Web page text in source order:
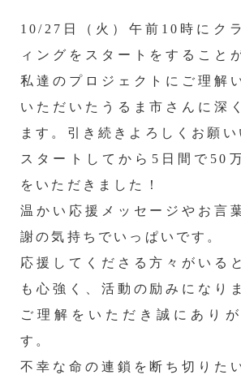
10/27日（火）午前10時にク
ィングをスタートをすること
私達のプロジェクトにご理解
いただいたうるま市さんに深
ます。引き続きよろしくお願い
スタートしてから5日間で50
をいただきました！
温かい応援メッセージやお言
謝の気持ちでいっぱいです。
応援してくださる方々がいる
も心強く、活動の励みになり
ご理解をいただき誠にあり
す。
不幸な命の連鎖を断ち切りた